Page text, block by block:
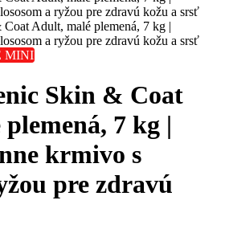
MINI
Skin & Coat
7 kg |
krmivo s
pre zdravú